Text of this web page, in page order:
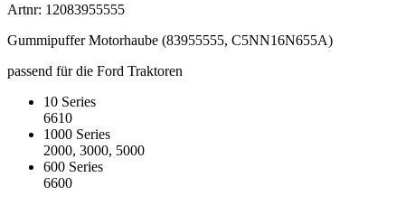
Artnr: 12083955555
Gummipuffer Motorhaube (83955555, C5NN16N655A)
passend für die Ford Traktoren
10 Series
6610
1000 Series
2000, 3000, 5000
600 Series
6600